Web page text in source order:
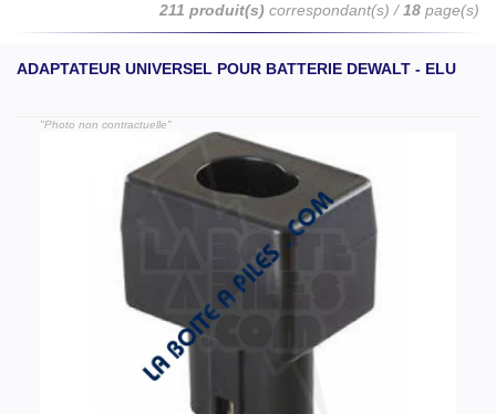
211 produit(s) correspondant(s) /18 page(s)
ADAPTATEUR UNIVERSEL POUR BATTERIE DEWALT - ELU
"Photo non contractuelle"